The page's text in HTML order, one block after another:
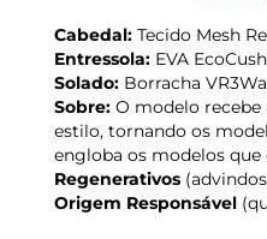
Cabedal: Tecido Mesh
Entressola: EVA
Solado: Borracha
Sobre: O modelo recebe
estilo, tornando os
engloba os modelos
Regenerativos
Origem Responsável